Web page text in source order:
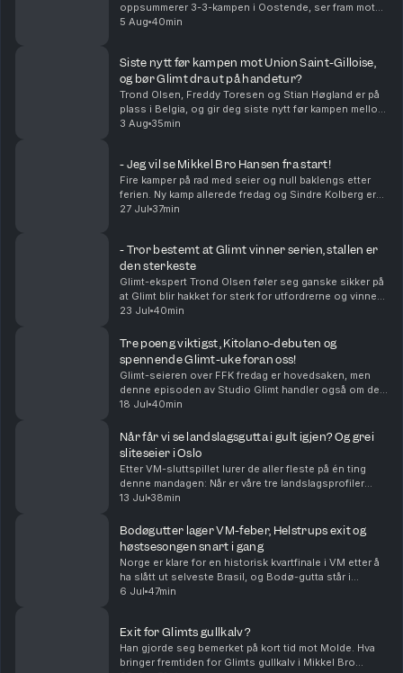
oppsummerer 3-3-kampen i Oostende, ser fram mot
returkampen, skadesituasjonen og ikke minst møtet
5 Aug 40min
Siste nytt før kampen mot Union Saint-Gilloise,
og bør Glimt dra ut på handetur?
Trond Olsen, Freddy Toresen og Stian Høgland er på
plass i Belgia, og gir deg siste nytt før kampen mellom
Union Saint-Gilloise og Bodø/Glimt. I tillegg
3 Aug 35min
- Jeg vil se Mikkel Bro Hansen fra start!
Fire kamper på rad med seier og null baklengs etter
ferien. Ny kamp allerede fredag og Sindre Kolberg er
klinkende klar i denne episoden: - La Mikkel Bro
27 Jul 37min
- Tror bestemt at Glimt vinner serien, stallen er
den sterkeste
Glimt-ekspert Trond Olsen føler seg ganske sikker på
at Glimt blir hakket for sterk for utfordrerne og vinner
eliteserien. - Den bredden Glimt har i stallen sin nå
23 Jul 40min
Tre poeng viktigst, Kitolano-debuten og
spennende Glimt-uke foran oss!
Glimt-seieren over FFK fredag er hovedsaken, men
denne episoden av Studio Glimt handler også om de
andre kampene i runden, om en utrilig spennende
neste ...
18 Jul 40min
Når får vi se landslagsgutta i gult igjen? Og grei
sliteseier i Oslo
Etter VM-sluttspillet lurer de aller fleste på én ting
denne mandagen: Når er våre tre landslagsprofiler
klare for kamp for Glimt igjen? Glimt-ekspert Stian
13 Jul 38min
Bodøgutter lager VM-feber, Helstrups exit og
høstsesongen snart i gang
Norge er klare for en historisk kvartfinale i VM etter å
ha slått ut selveste Brasil, og Bodø-gutta står i
sentrum av begivenhetene! Vi hyller Patrick Bergs
6 Jul 47min
Exit for Glimts gullkalv?
Han gjorde seg bemerket på kort tid mot Molde. Hva
bringer fremtiden for Glimts gullkalv i Mikkel Bro